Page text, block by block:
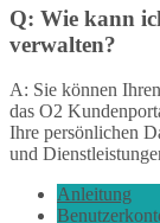
Q: Wie kann
verwalten?
A: Sie können
das O2
Ihre persönlichen
und
Anleitung